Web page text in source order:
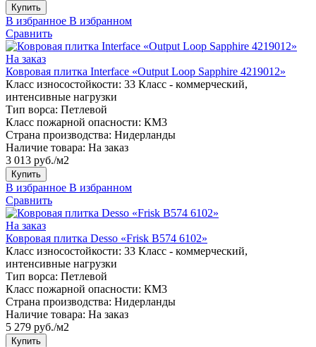
Купить
В избранное В избранном
Сравнить
На заказ
Ковровая плитка Interface «Output Loop Sapphire 4219012»
Класс износостойкости: 33 Класс - коммерческий,
интенсивные нагрузки
Тип ворса: Петлевой
Класс пожарной опасности: КМ3
Страна производства: Нидерланды
Наличие товара: На заказ
3 013 руб./м2
Купить
В избранное В избранном
Сравнить
На заказ
Ковровая плитка Desso «Frisk B574 6102»
Класс износостойкости: 33 Класс - коммерческий,
интенсивные нагрузки
Тип ворса: Петлевой
Класс пожарной опасности: КМ3
Страна производства: Нидерланды
Наличие товара: На заказ
5 279 руб./м2
Купить